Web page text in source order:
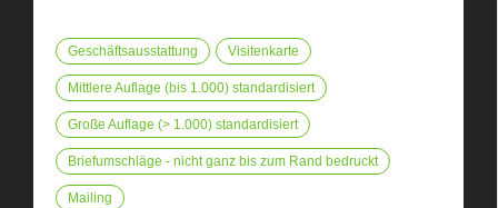
Geschäftsausstattung Visitenkarte
Mittlere Auflage (bis 1.000) standardisiert
Große Auflage (> 1.000) standardisiert
Briefumschläge - nicht ganz bis zum Rand bedruckt
Mailing